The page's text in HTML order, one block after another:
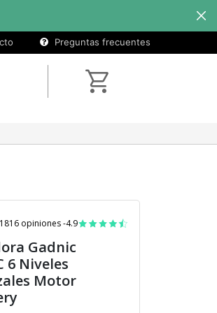
sin
interés)
9 cuotas sin interés
Preguntas frecuentes
1816 opiniones -4.9
Gadnic
6 Niveles
Motor